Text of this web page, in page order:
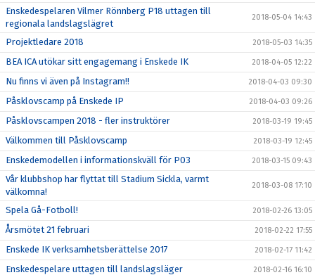
Enskedespelaren Vilmer Rönnberg P18 uttagen till
regionala landslagslägret
2018-05-04 14:43
Projektledare 2018 2018-05-03 14:35
BEA ICA utökar sitt engagemang i Enskede IK 2018-04-05 12:22
Nu finns vi även på Instagram!! 2018-04-03 09:30
Påsklovscamp på Enskede IP 2018-04-03 09:26
Påsklovscampen 2018 - fler instruktörer 2018-03-19 19:45
Välkommen till Påsklovscamp 2018-03-19 12:45
Enskedemodellen i informationskväll för P03 2018-03-15 09:43
Vår klubbshop har flyttat till Stadium Sickla, varmt
välkomna!
2018-03-08 17:10
Spela Gå-Fotboll! 2018-02-26 13:05
Årsmötet 21 februari 2018-02-22 17:55
Enskede IK verksamhetsberättelse 2017 2018-02-17 11:42
Enskedespelare uttagen till landslagsläger 2018-02-16 16:10